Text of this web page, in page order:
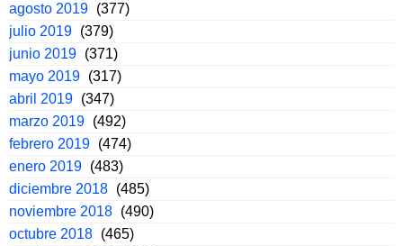
agosto 2019 (377)
julio 2019 (379)
junio 2019 (371)
mayo 2019 (317)
abril 2019 (347)
marzo 2019 (492)
febrero 2019 (474)
enero 2019 (483)
diciembre 2018 (485)
noviembre 2018 (490)
octubre 2018 (465)